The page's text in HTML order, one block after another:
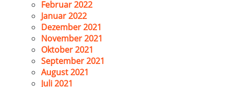
Februar 2022
Januar 2022
Dezember 2021
November 2021
Oktober 2021
September 2021
August 2021
Juli 2021